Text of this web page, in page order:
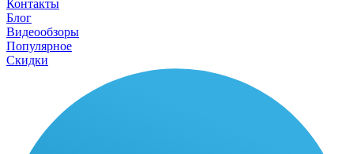
Контакты
Блог
Видеообзоры
Популярное
Скидки